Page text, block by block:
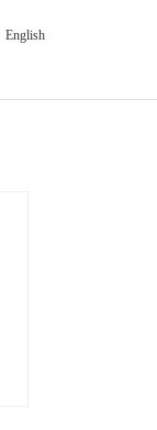
English